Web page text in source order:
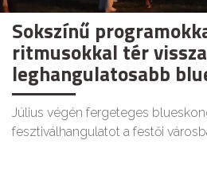
Sokszínű
ritmusokkal tér
leghangulatosabb
Július végén fergeteges
fesztiválhangulatot a festői